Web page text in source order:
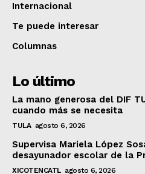
Internacional
Te puede interesar
Columnas
Lo último
La mano generosa del DIF
cuando más se necesita
TULA agosto 6, 2026
Supervisa Mariela López
desayunador escolar de la
XICOTENCATL agosto 6, 2026